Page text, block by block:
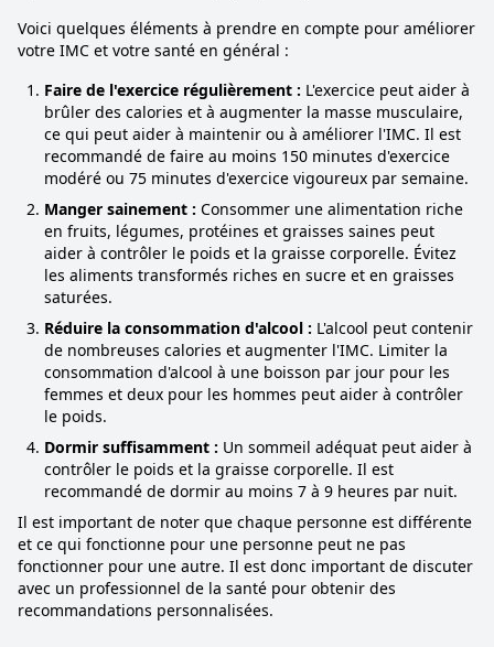
Voici quelques éléments à prendre en compte pour améliorer
votre IMC et votre santé en général :
Faire de l'exercice régulièrement : L'exercice peut aider à
brûler des calories et à augmenter la masse musculaire,
ce qui peut aider à maintenir ou à améliorer l'IMC. Il est
recommandé de faire au moins 150 minutes d'exercice
modéré ou 75 minutes d'exercice vigoureux par semaine.
Manger sainement : Consommer une alimentation riche
en fruits, légumes, protéines et graisses saines peut
aider à contrôler le poids et la graisse corporelle. Évitez
les aliments transformés riches en sucre et en graisses
saturées.
Réduire la consommation d'alcool : L'alcool peut contenir
de nombreuses calories et augmenter l'IMC. Limiter la
consommation d'alcool à une boisson par jour pour les
femmes et deux pour les hommes peut aider à contrôler
le poids.
Dormir suffisamment : Un sommeil adéquat peut aider à
contrôler le poids et la graisse corporelle. Il est
recommandé de dormir au moins 7 à 9 heures par nuit.
Il est important de noter que chaque personne est différente
et ce qui fonctionne pour une personne peut ne pas
fonctionner pour une autre. Il est donc important de discuter
avec un professionnel de la santé pour obtenir des
recommandations personnalisées.